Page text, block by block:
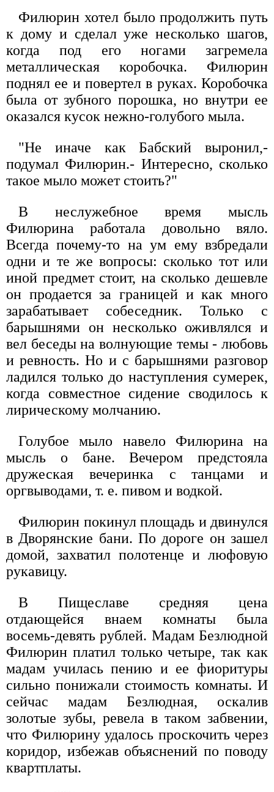
Филюрин хотел было продолжить путь
к дому и сделал уже несколько шагов,
когда под его ногами загремела
металлическая коробочка. Филюрин
поднял ее и повертел в руках. Коробочка
была от зубного порошка, но внутри ее
оказался кусок нежно-голубого мыла.
"Не иначе как Бабский выронил,-
подумал Филюрин.- Интересно, сколько
такое мыло может стоить?"
В неслужебное время мысль
Филюрина работала довольно вяло.
Всегда почему-то на ум ему взбредали
одни и те же вопросы: сколько тот или
иной предмет стоит, на сколько дешевле
он продается за границей и как много
зарабатывает собеседник. Только с
барышнями он несколько оживлялся и
вел беседы на волнующие темы - любовь
и ревность. Но и с барышнями разговор
ладился только до наступления сумерек,
когда совместное сидение сводилось к
лирическому молчанию.
Голубое мыло навело Филюрина на
мысль о бане. Вечером предстояла
дружеская вечеринка с танцами и
оргвыводами, т. е. пивом и водкой.
Филюрин покинул площадь и двинулся
в Дворянские бани. По дороге он зашел
домой, захватил полотенце и люфовую
рукавицу.
В Пищеславе средняя цена
отдающейся внаем комнаты была
восемь-девять рублей. Мадам Безлюдной
Филюрин платил только четыре, так как
мадам училась пению и ее фиоритуры
сильно понижали стоимость комнаты. И
сейчас мадам Безлюдная, оскалив
золотые зубы, ревела в таком забвении,
что Филюрину удалось проскочить через
коридор, избежав объяснений по поводу
квартплаты.